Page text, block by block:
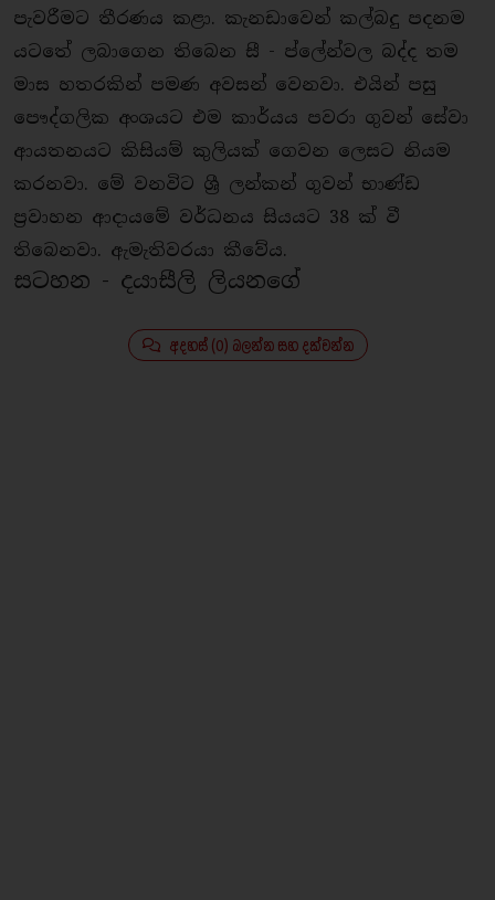
පැවරීමට තීරණය කළා. කැනඩාවෙන් කල්බදු පදනම
යටතේ ලබාගෙන තිබෙන සී - ප්ලේන්වල බද්ද තම
මාස හතරකින් පමණ අවසන් වෙනවා. එයින් පසු
පෞද්ගලික අංශයට එම කාර්යය පවරා ගුවන් සේවා
ආයතනයට කිසියම් කුලියක් ගෙවන ලෙසට නියම
කරනවා. මේ වනවිට ශ්‍රී ලන්කන් ගුවන් භාණ්ඩ
ප‍්‍රවාහන ආදායමේ වර්ධනය සියයට 38 ක් වී
තිබෙනවා. ඇමැතිවරයා කීවේය.
සටහන - දයාසීලි ලියනගේ
අදහස් (0) බලන්න සහ දක්වන්න